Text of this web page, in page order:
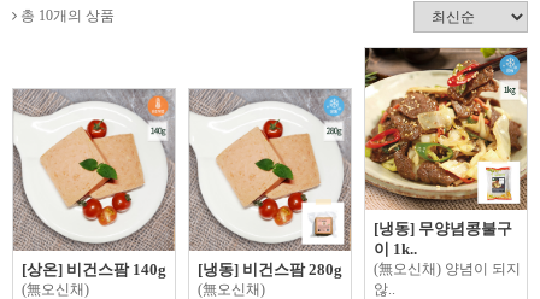
총 10개의 상품
[상온] 비건스팜 140g
(無오신채)
[냉동] 비건스팜 280g
(無오신채)
[냉동] 무양념콩불구
이 1k..
(無오신채) 양념이 되지
않..